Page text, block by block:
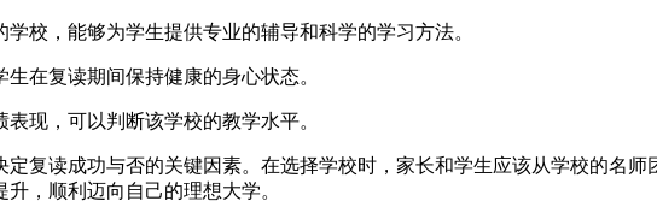
，能够为学生提供专业的辅导和科学的学习方法。
在复读期间保持健康的身心状态。
现，可以判断该学校的教学水平。
复读成功与否的关键因素。在选择学校时，家长和学生应该从学校的名
，顺利迈向自己的理想大学。